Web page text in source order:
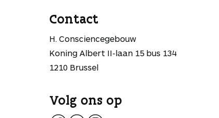
Contact
H. Consciencegebouw
Koning Albert II-laan 15 bus 134
1210 Brussel
Volg ons op